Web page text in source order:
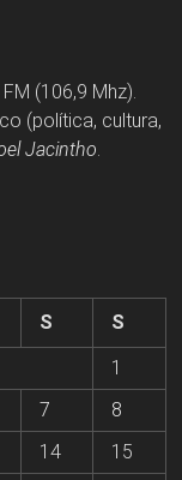
(106,9 Mhz).
(política, cultura,
Jacintho.
S
S
1
7
8
14 15